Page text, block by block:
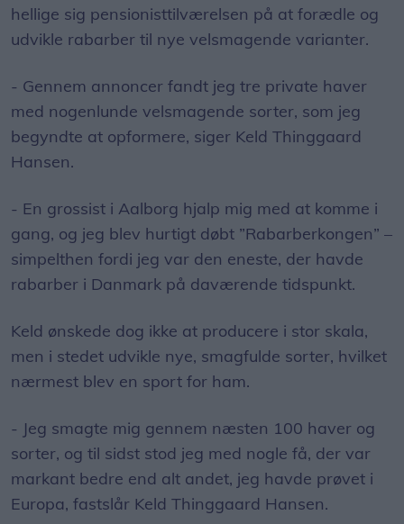
hellige sig pensionisttilværelsen på at forædle og
udvikle rabarber til nye velsmagende varianter.
- Gennem annoncer fandt jeg tre private haver
med nogenlunde velsmagende sorter, som jeg
begyndte at opformere, siger Keld Thinggaard
Hansen.
- En grossist i Aalborg hjalp mig med at komme i
gang, og jeg blev hurtigt døbt ”Rabarberkongen” –
simpelthen fordi jeg var den eneste, der havde
rabarber i Danmark på daværende tidspunkt.
Keld ønskede dog ikke at producere i stor skala,
men i stedet udvikle nye, smagfulde sorter, hvilket
nærmest blev en sport for ham.
- Jeg smagte mig gennem næsten 100 haver og
sorter, og til sidst stod jeg med nogle få, der var
markant bedre end alt andet, jeg havde prøvet i
Europa, fastslår Keld Thinggaard Hansen.